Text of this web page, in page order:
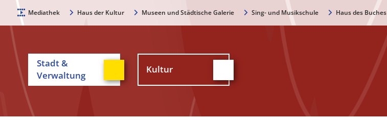
Mediathek Haus der Kultur Museen und Städtische Galerie Sing- und Musikschule Haus des Buches
Stadt &
Verwaltung
Kultur